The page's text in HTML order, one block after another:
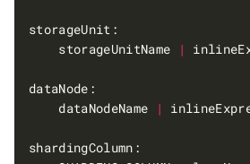
    storageUnitName
|
    dataNodeName
|